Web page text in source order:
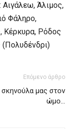
Άλιμος,
Φάληρο,
Κέρκυρα, Ρόδος
Επόμενο άρθρο
μας στον
ώμο…